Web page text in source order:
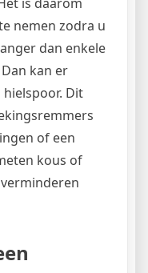
nemen zodra u
dan enkele
kan er
Dit
of een
kous of